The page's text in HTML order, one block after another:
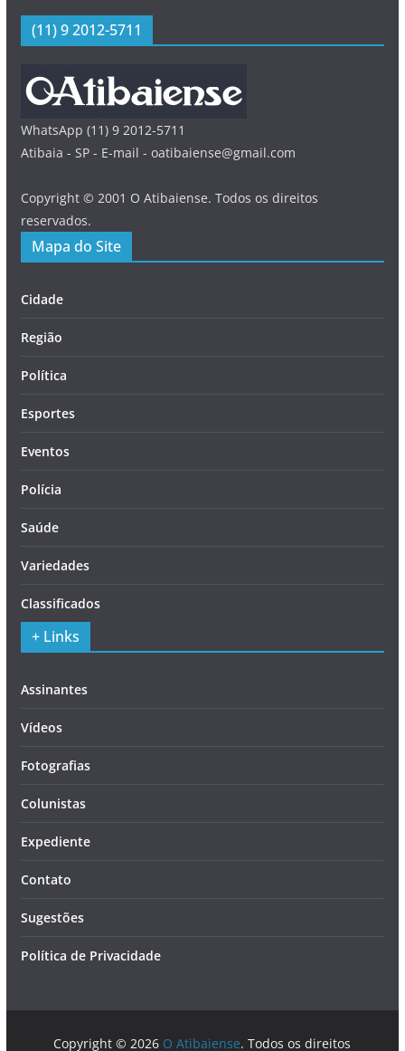
(11) 9 2012-5711
WhatsApp (11) 9 2012-5711
Atibaia - SP - E-mail - oatibaiense@gmail.com
Copyright © 2001 O Atibaiense. Todos os direitos
reservados.
Mapa do Site
Cidade
Região
Política
Esportes
Eventos
Polícia
Saúde
Variedades
Classificados
+ Links
Assinantes
Vídeos
Fotografias
Colunistas
Expediente
Contato
Sugestões
Política de Privacidade
Copyright © 2026 O Atibaiense. Todos os direitos